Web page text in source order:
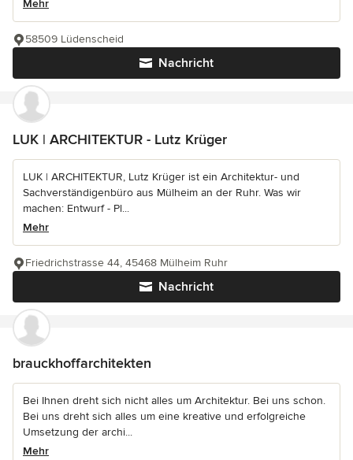
Mehr
Nachricht
58509 Lüdenscheid
LUK | ARCHITEKTUR - Lutz Krüger
LUK | ARCHITEKTUR, Lutz Krüger ist ein Architektur- und
Sachverständigenbüro aus Mülheim an der Ruhr. Was wir
machen: Entwurf - Pl...
Mehr
Nachricht
Friedrichstrasse 44, 45468 Mülheim Ruhr
brauckhoffarchitekten
Bei Ihnen dreht sich nicht alles um Architektur. Bei uns schon.
Bei uns dreht sich alles um eine kreative und erfolgreiche
Umsetzung der archi...
Mehr